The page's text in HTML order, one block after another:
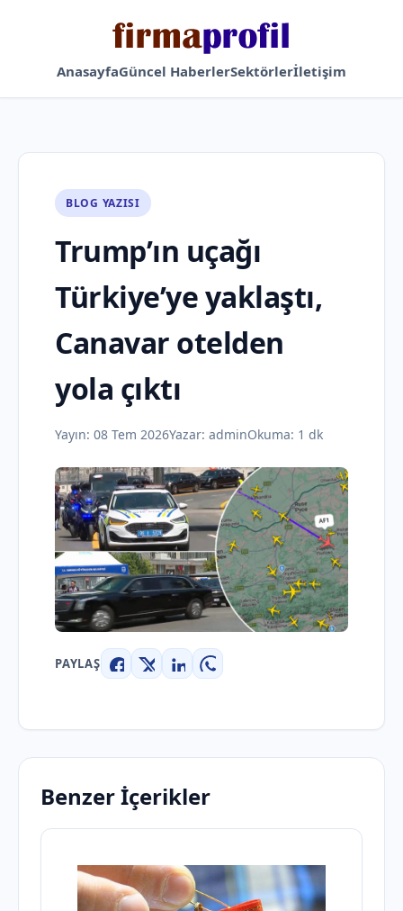
AnasayfaGüncel HaberlerSektörlerİletişim
BLOG YAZISI
Trump’ın uçağı
Türkiye’ye yaklaştı,
Canavar otelden
yola çıktı
Yayın: 08 Tem 2026Yazar: adminOkuma: 1 dk
PAYLAŞ
Facebook
X LinkedInWhatsApp
Benzer İçerikler